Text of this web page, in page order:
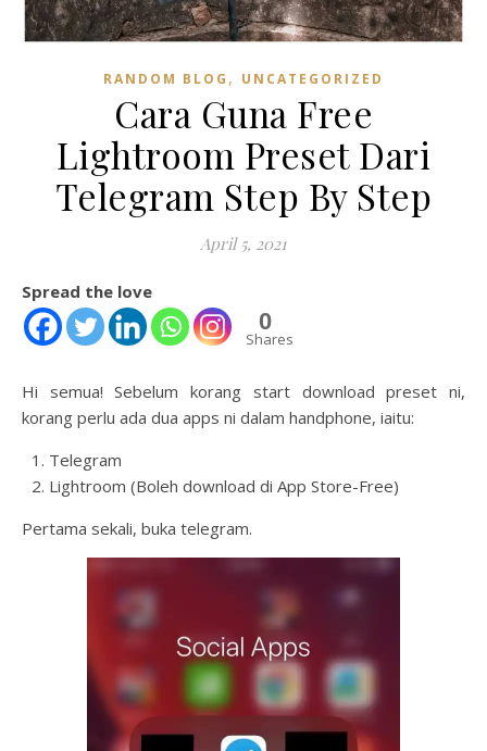
RANDOM BLOG , UNCATEGORIZED
Cara Guna Free
Lightroom Preset Dari
Telegram Step By Step
April 5, 2021
Spread the love
0
Shares
Hi semua! Sebelum korang start download preset ni,
korang perlu ada dua apps ni dalam handphone, iaitu:
Telegram
Lightroom (Boleh download di App Store-Free)
Pertama sekali, buka telegram.